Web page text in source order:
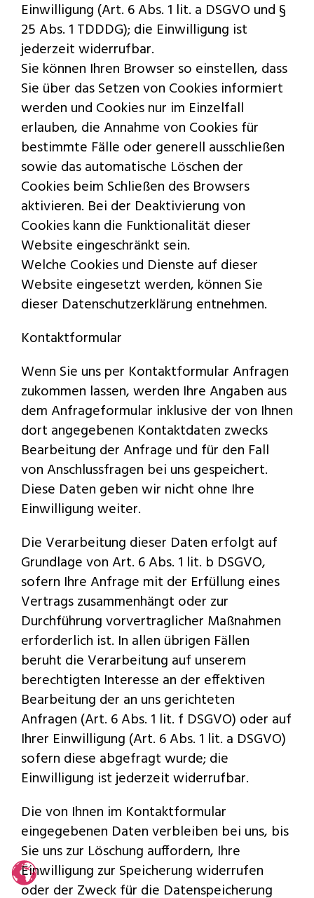
Einwilligung (Art. 6 Abs. 1 lit. a DSGVO und §
25 Abs. 1 TDDDG); die Einwilligung ist
jederzeit widerrufbar.
Sie können Ihren Browser so einstellen, dass
Sie über das Setzen von Cookies informiert
werden und Cookies nur im Einzelfall
erlauben, die Annahme von Cookies für
bestimmte Fälle oder generell ausschließen
sowie das automatische Löschen der
Cookies beim Schließen des Browsers
aktivieren. Bei der Deaktivierung von
Cookies kann die Funktionalität dieser
Website eingeschränkt sein.
Welche Cookies und Dienste auf dieser
Website eingesetzt werden, können Sie
dieser Datenschutzerklärung entnehmen.
Kontaktformular
Wenn Sie uns per Kontaktformular Anfragen
zukommen lassen, werden Ihre Angaben aus
dem Anfrageformular inklusive der von Ihnen
dort angegebenen Kontaktdaten zwecks
Bearbeitung der Anfrage und für den Fall
von Anschlussfragen bei uns gespeichert.
Diese Daten geben wir nicht ohne Ihre
Einwilligung weiter.
Die Verarbeitung dieser Daten erfolgt auf
Grundlage von Art. 6 Abs. 1 lit. b DSGVO,
sofern Ihre Anfrage mit der Erfüllung eines
Vertrags zusammenhängt oder zur
Durchführung vorvertraglicher Maßnahmen
erforderlich ist. In allen übrigen Fällen
beruht die Verarbeitung auf unserem
berechtigten Interesse an der effektiven
Bearbeitung der an uns gerichteten
Anfragen (Art. 6 Abs. 1 lit. f DSGVO) oder auf
Ihrer Einwilligung (Art. 6 Abs. 1 lit. a DSGVO)
sofern diese abgefragt wurde; die
Einwilligung ist jederzeit widerrufbar.
Die von Ihnen im Kontaktformular
eingegebenen Daten verbleiben bei uns, bis
Sie uns zur Löschung auffordern, Ihre
Einwilligung zur Speicherung widerrufen
oder der Zweck für die Datenspeicherung